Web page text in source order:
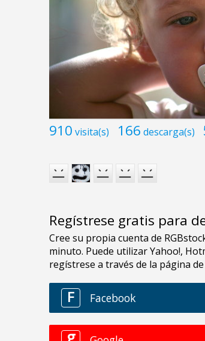
910 visita(s) 166 descarga(s)
Regístrese gratis para